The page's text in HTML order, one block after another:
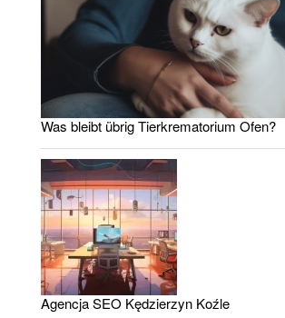
Was bleibt übrig Tierkrematorium Ofen?
Agencja SEO Kędzierzyn Koźle